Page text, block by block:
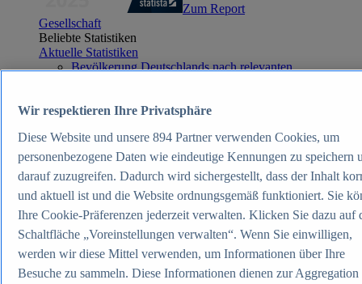
Zum Report
Gesellschaft
Beliebte Statistiken
Aktuelle Statistiken
Bevölkerung Deutschlands nach relevanten
Empfänger von Arbeitslosengeld II / Sozialgeld /
Ausländer in Deutschland nach Nationalität 2025
Demografie: Altersstruktur in Deutschland 2024
Gesellschaft
Themen
Weitere Themen
Demografischer Wandel - Daten & Fakten
Jugendkriminalität in Deutschland - Daten & Fakten
Top Report
Wir respektieren Ihre Privatsphäre
Diese Website und unsere 894 Partner verwenden Cookies, um
personenbezogene Daten wie eindeutige Kennungen zu speichern
darauf zuzugreifen. Dadurch wird sichergestellt, dass der Inhalt
und aktuell ist und die Website ordnungsgemäß funktioniert. Sie
Ihre Cookie-Präferenzen jederzeit verwalten. Klicken Sie dazu auf
Schaltfläche „Voreinstellungen verwalten“. Wenn Sie einwilligen,
werden wir diese Mittel verwenden, um Informationen über Ihre
Besuche zu sammeln. Diese Informationen dienen zur